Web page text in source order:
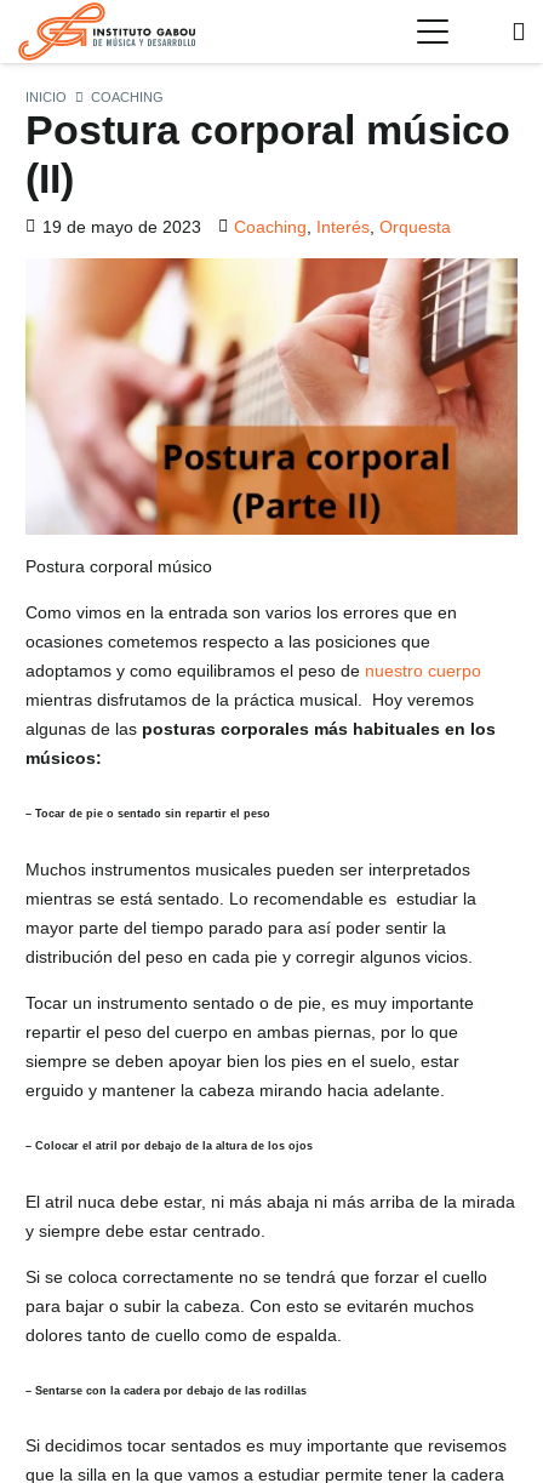
INICIO COACHING
Postura corporal músico
(II)
19 de mayo de 2023 Coaching Interés ,Orquesta
Postura corporal músico
Como vimos en la entrada son varios los errores que en
ocasiones cometemos respecto a las posiciones que
adoptamos y como equilibramos el peso de nuestro cuerpo
mientras disfrutamos de la práctica musical. Hoy veremos
algunas de las posturas corporales más habituales en los
músicos:
– Tocar de pie o sentado sin repartir el peso
Muchos instrumentos musicales pueden ser interpretados
mientras se está sentado. Lo recomendable es estudiar la
mayor parte del tiempo parado para así poder sentir la
distribución del peso en cada pie y corregir algunos vicios.
Tocar un instrumento sentado o de pie, es muy importante
repartir el peso del cuerpo en ambas piernas, por lo que
siempre se deben apoyar bien los pies en el suelo, estar
erguido y mantener la cabeza mirando hacia adelante.
– Colocar el atril por debajo de la altura de los ojos
El atril nuca debe estar, ni más abaja ni más arriba de la mirada
y siempre debe estar centrado.
Si se coloca correctamente no se tendrá que forzar el cuello
para bajar o subir la cabeza. Con esto se evitarén muchos
dolores tanto de cuello como de espalda.
– Sentarse con la cadera por debajo de las rodillas
Si decidimos tocar sentados es muy importante que revisemos
que la silla en la que vamos a estudiar permite tener la cadera